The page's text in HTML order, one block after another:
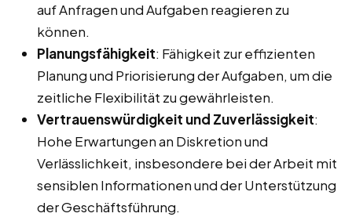
auf Anfragen und Aufgaben reagieren zu
können.
Planungsfähigkeit: Fähigkeit zur effizienten
Planung und Priorisierung der Aufgaben, um die
zeitliche Flexibilität zu gewährleisten.
Vertrauenswürdigkeit und Zuverlässigkeit:
Hohe Erwartungen an Diskretion und
Verlässlichkeit, insbesondere bei der Arbeit mit
sensiblen Informationen und der Unterstützung
der Geschäftsführung.